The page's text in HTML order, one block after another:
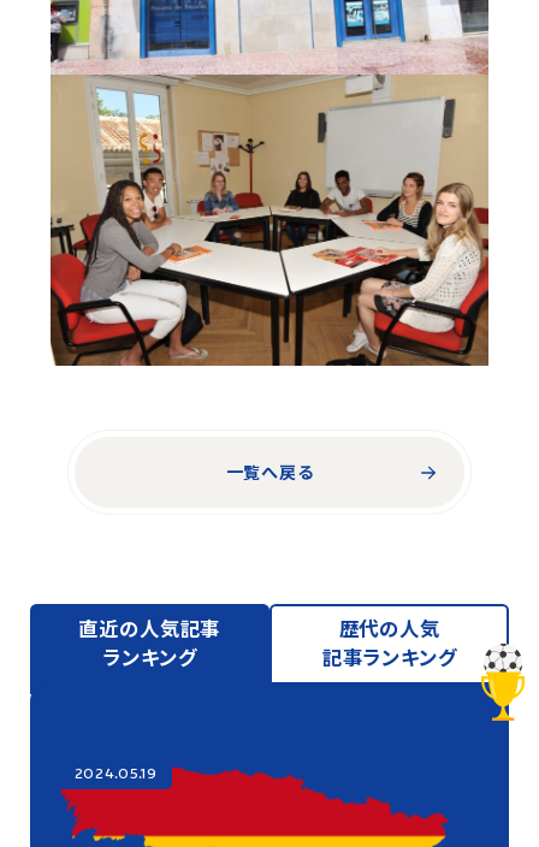
一覧へ戻る
直近の人気記事
ランキング
歴代の人気
記事ランキング
2024.05.19